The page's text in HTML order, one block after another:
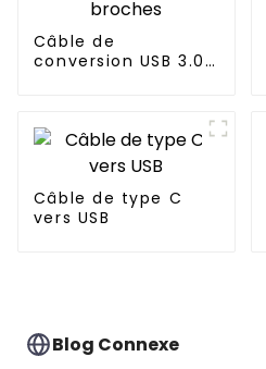
Câble de
conversion USB 3.0
Câble de type C
vers USB
Blog Connexe